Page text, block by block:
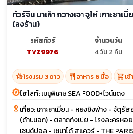
ทัวร์จีน มาเก๊า กวางเจา จูไห่ เกาะซา
(ลงร้าน)
รหัสทัวร์
TVZ9976
จำนวนวัน
4 วัน 2 คืน
hotel_classโรงแรม 3 ดาว restaurant อาหาร 6 มื้อ shopping_cartเ
ไฮไลท์:เมนูพิเศษ SEA FOOD+ไวน์แดง
เที่ยว:เกาะซาเมี่ยน - หย่งชิงฟ่าง - จัตุรัส
(ด้านนอก) - ตลาดก๋งเป่ย - โรงละครหอ
เซนต์ปอล - เซนาโด้ สแควร์ - THE